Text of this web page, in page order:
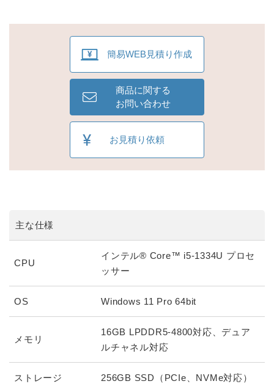
簡易WEB見積り作成
商品に関する
お問い合わせ
お見積り依頼
主な仕様
CPU
インテル® Core™ i5-1334U プロセ
ッサー
OS Windows 11 Pro 64bit
メモリ
16GB LPDDR5-4800対応、デュア
ルチャネル対応
ストレージ 256GB SSD（PCIe、NVMe対応）